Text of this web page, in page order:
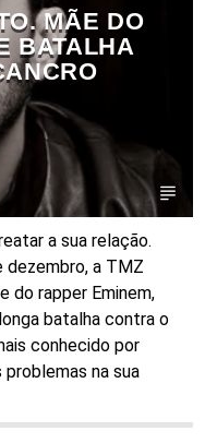
MÃE DO
BATALHA
a sua relação.
dezembro, a TMZ
do rapper Eminem,
batalha contra o
conhecido por
problemas na sua